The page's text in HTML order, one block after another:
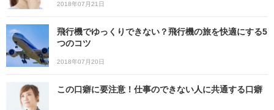
2018年07月21日
飛行機でゆっくりできない？飛行機の旅を快適にする5
つのコツ
2018年07月20日
この口癖に要注意！仕事のできない人に共通する口癖